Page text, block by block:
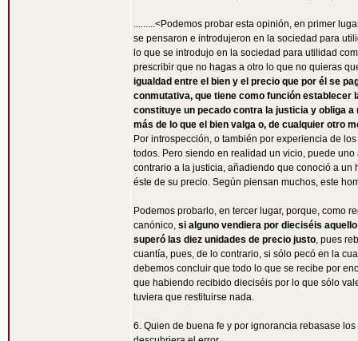
.........<Podemos probar esta opinión, en primer
se pensaron e introdujeron en la sociedad para
lo que se introdujo en la sociedad para utilidad
prescribir que no hagas a otro lo que no quieras
igualdad entre el bien y el precio que por él se
conmutativa, que tiene como función establecer
constituye un pecado contra la justicia y obliga a
más de lo que el bien valga o, de cualquier otro
Por introspección, o también por experiencia de
todos. Pero siendo en realidad un vicio, puede
contrario a la justicia, añadiendo que conoció a
éste de su precio. Según piensan muchos, este
Podemos probarlo, en tercer lugar, porque, como
canónico, si alguno vendiera por dieciséis
superó las diez unidades de precio justo, pues
cuantía, pues, de lo contrario, si sólo pecó en la
debemos concluir que todo lo que se recibe por
que habiendo recibido dieciséis por lo que sólo
tuviera que restituirse nada.
6. Quien de buena fe y por ignorancia rebasase